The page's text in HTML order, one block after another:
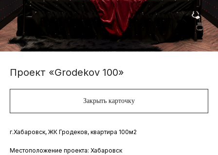
Проект «Grodekov 100»
Закрыть карточку
г.Хабаровск, ЖК Гродеков, квартира 100м2
Местоположение проекта: Хабаровск